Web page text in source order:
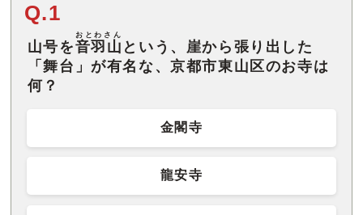
Q.1
山号を音羽山
おとわさん
という、崖から張り出した
「舞台」が有名な、京都市東山区のお寺は
何？
金閣寺
龍安寺